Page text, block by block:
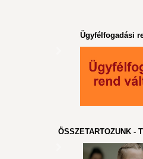
Ügyfélfogadási
ÖSSZETARTOZUNK -